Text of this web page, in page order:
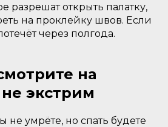
разрешат открыть палатку,
на проклейку швов. Если
через полгода.
на
экстрим
не умрёте, но спать будете